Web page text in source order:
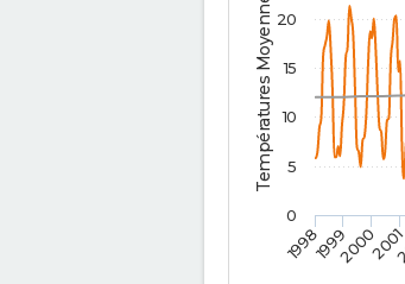
Températures Moyennes ( °C )
199819992000
0
5
10
15
20